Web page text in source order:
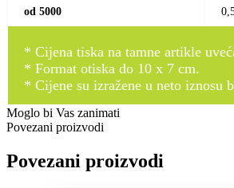
od 5000
* Cijena tiska na tamne artikle
* Format otiska do 10 x 7 cm.
* Cijene su izražene u neto iznosu
Moglo bi Vas zanimati
Povezani proizvodi
Povezani proizvodi